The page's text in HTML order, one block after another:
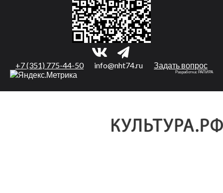
+7 (351) 775-44-50 info@nht74.ru Задать вопрос
Разработка: РАПИРА